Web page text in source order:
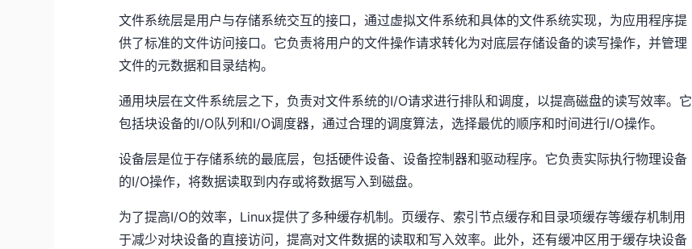
文件系统层是用户与存储系统交互的接口，通过虚拟文件系统和具体的文件系统实现，为应用程序提
供了标准的文件访问接口。它负责将用户的文件操作请求转化为对底层存储设备的读写操作，并管理
文件的元数据和目录结构。
通用块层在文件系统层之下，负责对文件系统的I/O请求进行排队和调度，以提高磁盘的读写效率。它
包括块设备的I/O队列和I/O调度器，通过合理的调度算法，选择最优的顺序和时间进行I/O操作。
设备层是位于存储系统的最底层，包括硬件设备、设备控制器和驱动程序。它负责实际执行物理设备
的I/O操作，将数据读取到内存或将数据写入到磁盘。
为了提高I/O的效率，Linux提供了多种缓存机制。页缓存、索引节点缓存和目录项缓存等缓存机制用
于减少对块设备的直接访问，提高对文件数据的读取和写入效率。此外，还有缓冲区用于缓存块设备